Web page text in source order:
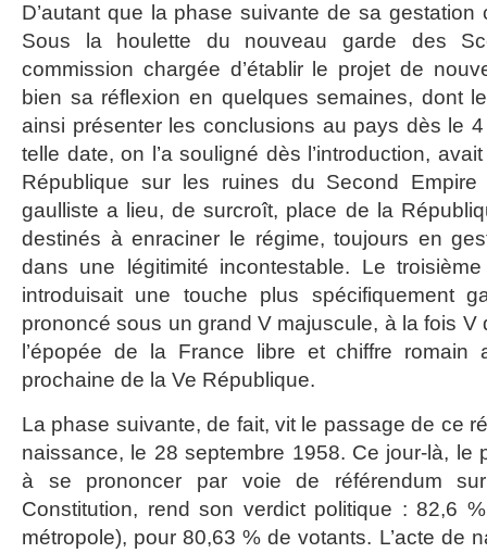
D’autant que la phase suivante de sa gestation
Sous la houlette du nouveau garde des
commission chargée d’établir le projet de
bien sa réflexion en quelques semaines, dont
ainsi présenter les conclusions au pays dès le
telle date, on l’a souligné dès l’introduction,
République sur les ruines du Second Empire
gaulliste a lieu, de surcroît, place de la
destinés à enraciner le régime, toujours en
dans une légitimité incontestable. Le
introduisait une touche plus spécifiquement
prononcé sous un grand V majuscule, à la fois V
l’épopée de la France libre et chiffre romain
prochaine de la Ve République.
La phase suivante, de fait, vit le passage de ce
naissance, le 28 septembre 1958. Ce jour-là, le
à se prononcer par voie de référendum
Constitution, rend son verdict politique : 82,6
métropole), pour 80,63 % de votants. L’acte de